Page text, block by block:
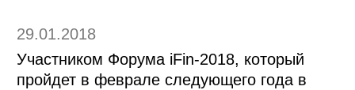
29.01.2018
Участником Форума iFin-2018, который
пройдет в феврале следующего года в